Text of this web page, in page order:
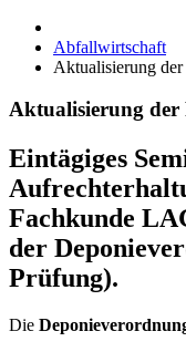
Abfallwirtschaft
Aktualisierung
Aktualisierung der
Eintägiges
Fachkunde
der
Prüfung).
Die